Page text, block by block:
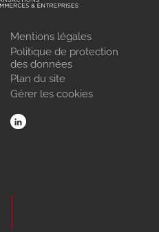
Mentions légales
Politique de protection
des données
Plan du site
Gérer les cookies